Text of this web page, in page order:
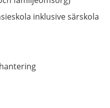
inklusive särskola